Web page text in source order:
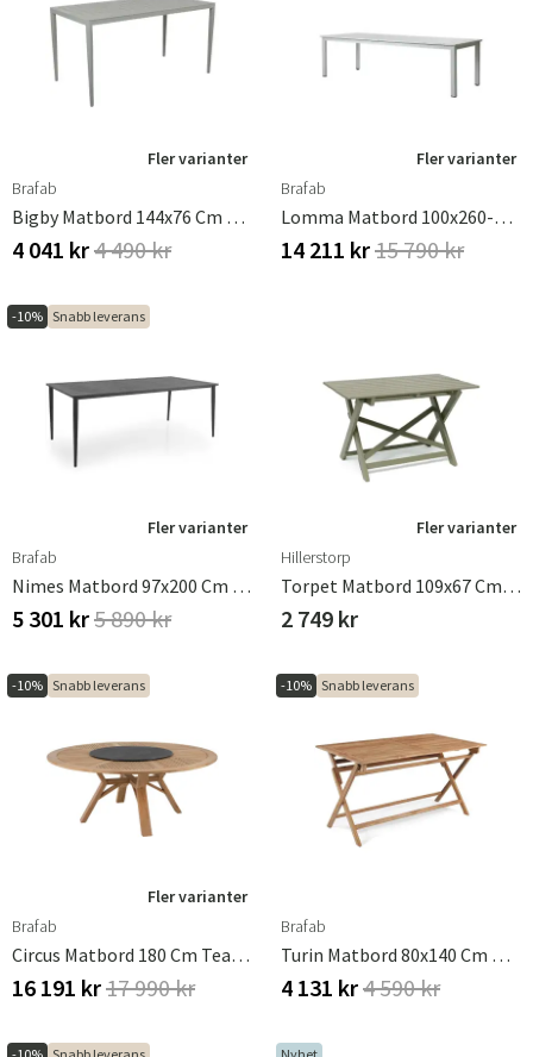
Fler varianter
Brafab
Bigby Matbord 144x76 Cm Dusty Green
4 041 kr4 490 kr
Fler varianter
Brafab
Lomma Matbord 100x260-380 Cm Ljusgrå
14 211 kr15 790 kr
-10% Snabb leverans
Fler varianter
Brafab
Nimes Matbord 97x200 Cm Antracit
5 301 kr5 890 kr
Fler varianter
Hillerstorp
Torpet Matbord 109x67 Cm Antikgrön
2 749 kr
-10% Snabb leverans
Fler varianter
Brafab
Circus Matbord 180 Cm Teak Med Snurrskiva
16 191 kr17 990 kr
-10% Snabb leverans
Brafab
Turin Matbord 80x140 Cm Natur Teak
4 131 kr4 590 kr